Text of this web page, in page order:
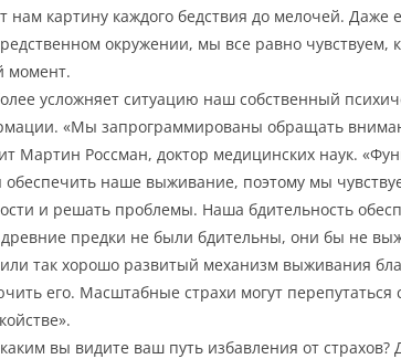
нам картину каждого бедствия до мелочей.
окружении, мы все равно чувствуем,
момент.
усложняет ситуацию наш собственный
«Мы запрограммированы обращать
Мартин Россман, доктор медицинских наук.
обеспечить наше выживание, поэтому мы
и решать проблемы. Наша бдительность
предки не были бдительны, они бы не
так хорошо развитый механизм выживания
его. Масштабные страхи могут перепутаться
вы видите ваш путь избавления от